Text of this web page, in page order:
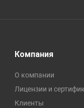
Компания
О компании
Лицензии и
Клиенты